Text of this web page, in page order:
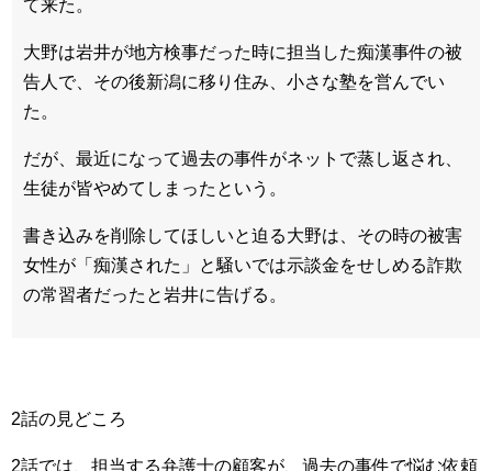
て来た。
大野は岩井が地方検事だった時に担当した痴漢事件の被
告人で、その後新潟に移り住み、小さな塾を営んでい
た。
だが、最近になって過去の事件がネットで蒸し返され、
生徒が皆やめてしまったという。
書き込みを削除してほしいと迫る大野は、その時の被害
女性が「痴漢された」と騒いでは示談金をせしめる詐欺
の常習者だったと岩井に告げる。
2話の見どころ
2話では、 担当する弁護士の顧客が、過去の事件で悩む依頼